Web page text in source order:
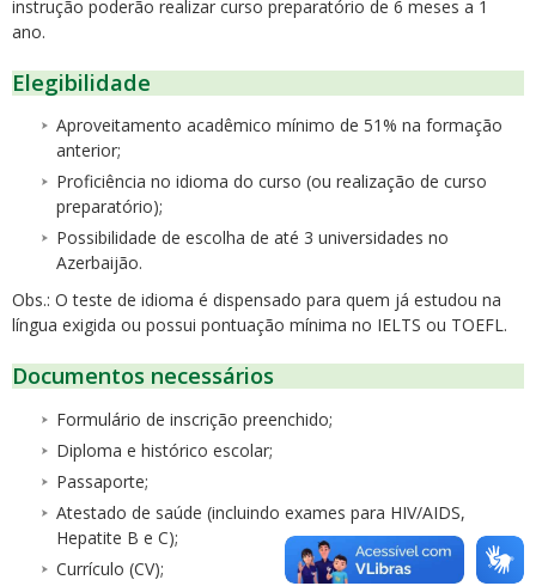
instrução poderão realizar curso preparatório de 6 meses a 1
ano.
Elegibilidade
Aproveitamento acadêmico mínimo de 51% na formação
anterior;
Proficiência no idioma do curso (ou realização de curso
preparatório);
Possibilidade de escolha de até 3 universidades no
Azerbaijão.
Obs.: O teste de idioma é dispensado para quem já estudou na
língua exigida ou possui pontuação mínima no IELTS ou TOEFL.
Documentos necessários
Formulário de inscrição preenchido;
Diploma e histórico escolar;
Passaporte;
Atestado de saúde (incluindo exames para HIV/AIDS,
Hepatite B e C);
Currículo (CV);